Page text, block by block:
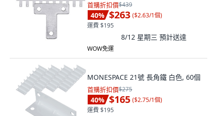
首購折扣價$439
40% $263 ($2.63/1個)
運費 $195
8/12 星期三 預計送達
WOW免運
MONESPACE 21號 長角鐵 白色, 60個
首購折扣價$275
40% $165 ($2.75/1個)
運費 $195